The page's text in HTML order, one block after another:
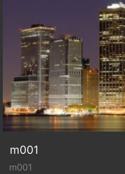
m001
m001